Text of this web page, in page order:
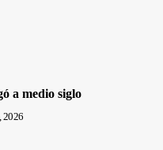
a medio siglo
2026